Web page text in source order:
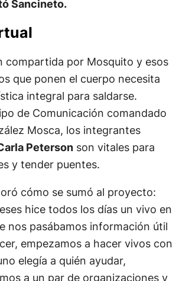
Sancineto.
compartida por Mosquito y esos
que ponen el cuerpo necesita
integral para saldarse.
de Comunicación comandado
Mosca, los integrantes
Petersonson vitales para
y tender puentes.
cómo se sumó al proyecto:
hice todos los días un vivo en
nos pasábamos información útil
empezamos a hacer vivos con
elegía a quién ayudar,